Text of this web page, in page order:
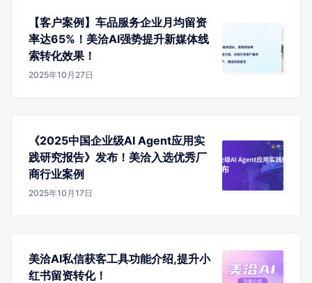
【客户案例】车品服务企业月均留资
率达65%！美洽AI强势提升新媒体线
索转化效果！
2025年10月27日
《2025中国企业级AI Agent应用实
践研究报告》发布！美洽入选优秀厂
商行业案例
2025年10月17日
美洽AI私信获客工具功能介绍,提升小
红书留资转化！